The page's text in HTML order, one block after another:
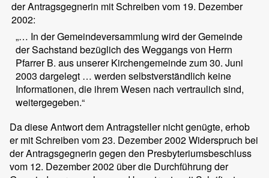
der Antragsgegnerin mit Schreiben vom 19. Dezember
2002:
„… In der Gemeindeversammlung wird der Gemeinde
der Sachstand bezüglich des Weggangs von Herrn
Pfarrer B. aus unserer Kirchengemeinde zum 30. Juni
2003 dargelegt … werden selbstverständlich keine
Informationen, die ihrem Wesen nach vertraulich sind,
weitergegeben.“
Da diese Antwort dem Antragsteller nicht genügte, erhob
er mit Schreiben vom 23. Dezember 2002 Widerspruch bei
der Antragsgegnerin gegen den Presbyteriumsbeschluss
vom 12. Dezember 2002 über die Durchführung der